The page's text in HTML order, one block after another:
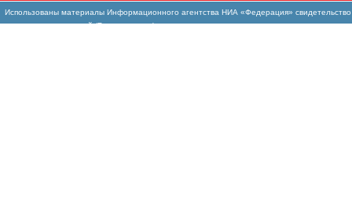
Использованы материалы Информационного агентства НИА «Федерация»
массовых коммуникаций (Роскомнадзор)